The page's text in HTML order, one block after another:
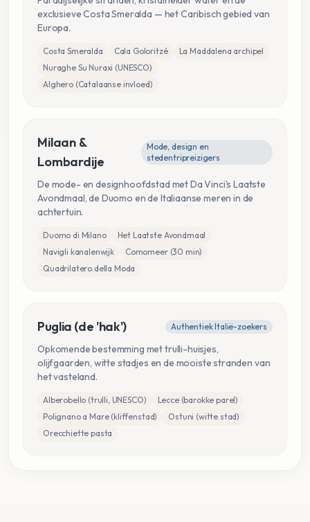
exclusieve Costa Smeralda — het Caribisch gebied van
Europa.
Costa Smeralda Cala Goloritzé
La Maddalena archipel
Nuraghe Su Nuraxi (UNESCO)
Alghero (Catalaanse invloed)
Milaan &
Lombardije
Mode, design en
stedentripreizigers
De mode- en designhoofdstad met Da Vinci's Laatste
Avondmaal, de Duomo en de Italiaanse meren in de
achtertuin.
Duomo di Milano
Het Laatste Avondmaal
Navigli kanalenwijk
Comomeer (30 min)
Quadrilatero della Moda
Puglia (de 'hak') Authentiek Italië-zoekers
Opkomende bestemming met trulli-huisjes,
olijfgaarden, witte stadjes en de mooiste stranden van
het vasteland.
Alberobello (trulli, UNESCO)
Lecce (barokke parel)
Polignano a Mare (kliffenstad)
Ostuni (witte stad)
Orecchiette pasta